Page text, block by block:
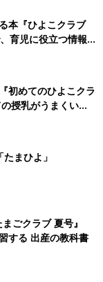
本『ひよこクラブ
育児に役立つ情報が
初めてのひよこクラ
授乳がうまくい
のトラブル 解決テ
まひよ」
ごクラブ 夏号』
する 出産の教科書